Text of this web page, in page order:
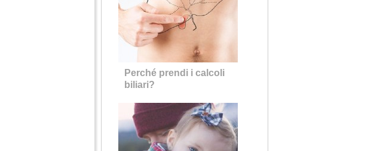
Perché prendi i calcoli
biliari?